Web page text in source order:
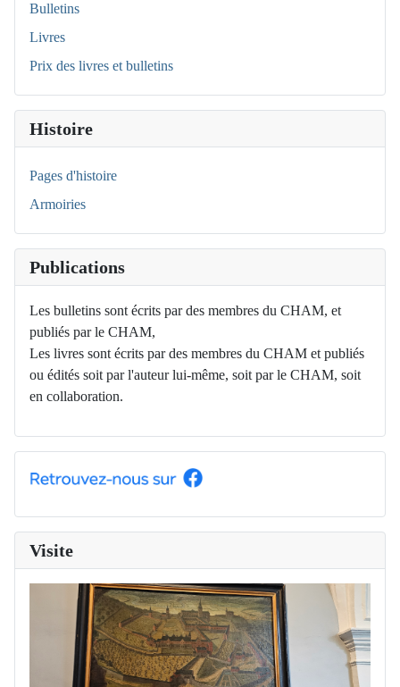
Bulletins
Livres
Prix des livres et bulletins
Histoire
Pages d'histoire
Armoiries
Publications
Les bulletins sont écrits par des membres du CHAM, et
publiés par le CHAM,
Les livres sont écrits par des membres du CHAM et publiés
ou édités soit par l'auteur lui-même, soit par le CHAM, soit
en collaboration.
Visite